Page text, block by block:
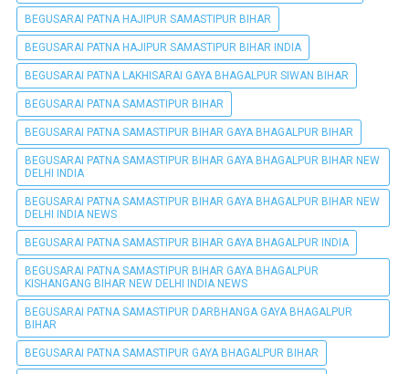
BEGUSARAI PATNA HAJIPUR SAMASTIPUR BIHAR
BEGUSARAI PATNA HAJIPUR SAMASTIPUR BIHAR INDIA
BEGUSARAI PATNA LAKHISARAI GAYA BHAGALPUR SIWAN BIHAR
BEGUSARAI PATNA SAMASTIPUR BIHAR
BEGUSARAI PATNA SAMASTIPUR BIHAR GAYA BHAGALPUR BIHAR
BEGUSARAI PATNA SAMASTIPUR BIHAR GAYA BHAGALPUR BIHAR NEW
DELHI INDIA
BEGUSARAI PATNA SAMASTIPUR BIHAR GAYA BHAGALPUR BIHAR NEW
DELHI INDIA NEWS
BEGUSARAI PATNA SAMASTIPUR BIHAR GAYA BHAGALPUR INDIA
BEGUSARAI PATNA SAMASTIPUR BIHAR GAYA BHAGALPUR
KISHANGANG BIHAR NEW DELHI INDIA NEWS
BEGUSARAI PATNA SAMASTIPUR DARBHANGA GAYA BHAGALPUR
BIHAR
BEGUSARAI PATNA SAMASTIPUR GAYA BHAGALPUR BIHAR